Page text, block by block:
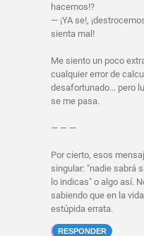
hacemos!?
— ¡YA se!,
sienta mal!
Me siento un poco
cualquier error de
desafortunado... pero
se me pasa.
— — —
Por cierto, esos
singular: "nadie sabrá
lo indicas" o algo así.
sabiendo que en la
estúpida errata.
RESPONDER